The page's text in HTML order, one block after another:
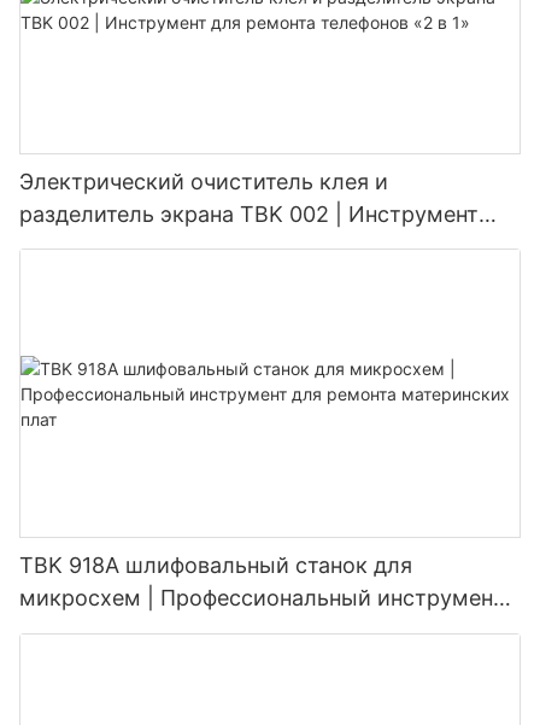
Электрический очиститель клея и
разделитель экрана TBK 002 | Инструмент
для ремонта телефонов «2 в 1»
TBK 918A шлифовальный станок для
микросхем | Профессиональный инструмент
для ремонта материнских плат